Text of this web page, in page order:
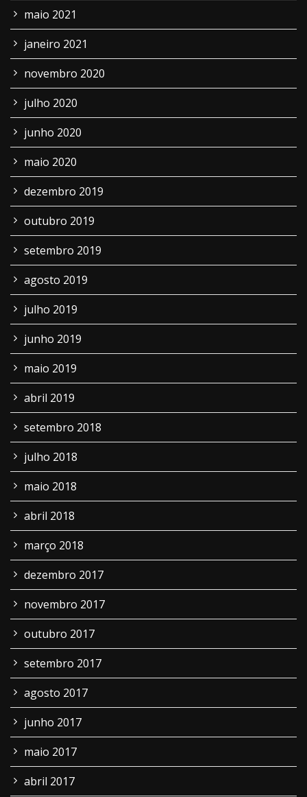
maio 2021
janeiro 2021
novembro 2020
julho 2020
junho 2020
maio 2020
dezembro 2019
outubro 2019
setembro 2019
agosto 2019
julho 2019
junho 2019
maio 2019
abril 2019
setembro 2018
julho 2018
maio 2018
abril 2018
março 2018
dezembro 2017
novembro 2017
outubro 2017
setembro 2017
agosto 2017
junho 2017
maio 2017
abril 2017